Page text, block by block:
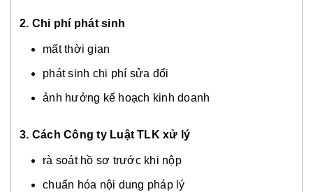
2. Chi phí phát sinh
mất thời gian
phát sinh chi phí sửa đổi
ảnh hưởng kế hoạch kinh doanh
3. Cách Công ty Luật TLK xử lý
rà soát hồ sơ trước khi nộp
chuẩn hóa nội dung pháp lý